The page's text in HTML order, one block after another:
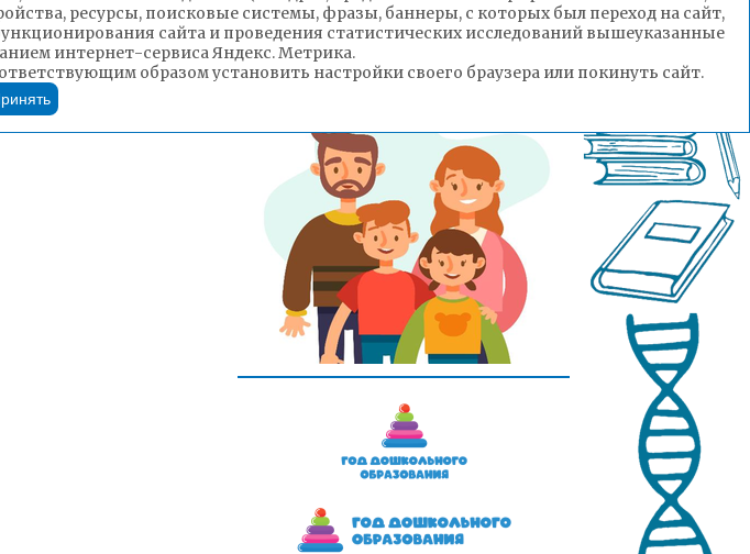
ресурсы, поисковые системы, фразы, баннеры, с которых был переход на сайт,
сайта и проведения статистических исследований вышеуказанные
интернет-сервиса Яндекс. Метрика.
образом установить настройки своего браузера или покинуть сайт.